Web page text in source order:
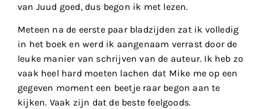
van Juud goed, dus begon ik met lezen.
Meteen na de eerste paar bladzijden zat ik volledig
in het boek en werd ik aangenaam verrast door de
leuke manier van schrijven van de auteur. Ik heb zo
vaak heel hard moeten lachen dat Mike me op een
gegeven moment een beetje raar begon aan te
kijken. Vaak zijn dat de beste feelgoods.